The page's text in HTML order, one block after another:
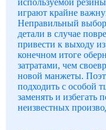
используемой
играют крайне
Неправильный выбор
детали в случае
привести к выходу из
конечном итоге
затратами, чем
новой манжеты.
подходить с особой
заменять и
неизвестных